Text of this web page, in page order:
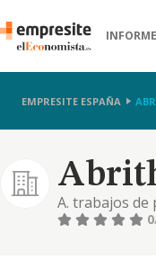
EMPRESITE ESPAÑA
A. trabajos
albañilería y
0